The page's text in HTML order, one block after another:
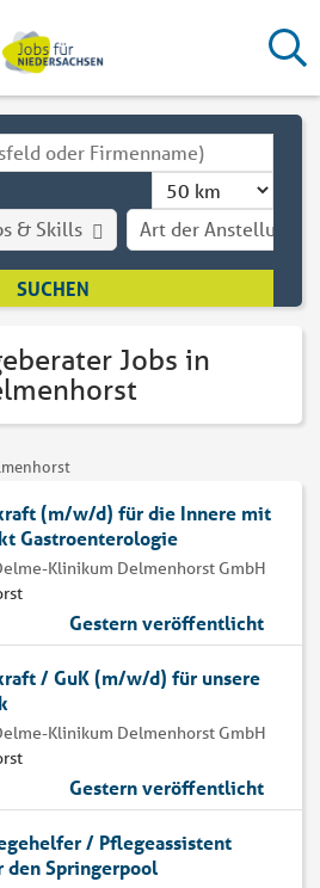
Art der Anstellung
& Skills
Jobs in
(m/w/d) für die Innere mit
Gastroenterologie
Klinikum Delmenhorst GmbH
Gestern veröffentlicht
/ GuK (m/w/d) für unsere
Klinikum Delmenhorst GmbH
Gestern veröffentlicht
/ Pflegeassistent
Springerpool